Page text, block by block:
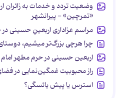
وضعیت تردد و خدمات به زائران
«تمرچین» - پیرانشهر
مراسم عزاداری اربعینِ حسینی
چرا هرچی بزرگ‌تر میشیم،
اربعین حسینی در حرم مطهر امام
راز محبوبیت غمگین‌نمایی در
استرس یا پیش یائسگی؟